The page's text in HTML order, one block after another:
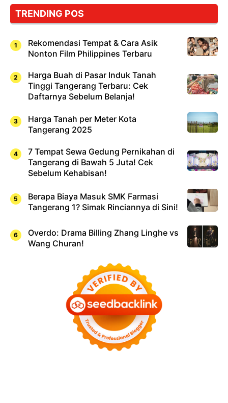
Cuma
Sushi!
TRENDING POS
Rekomendasi Tempat & Cara Asik
Nonton Film Philippines Terbaru
Harga Buah di Pasar Induk Tanah
Tinggi Tangerang Terbaru: Cek
Daftarnya Sebelum Belanja!
Harga Tanah per Meter Kota
Tangerang 2025
7 Tempat Sewa Gedung Pernikahan di
Tangerang di Bawah 5 Juta! Cek
Sebelum Kehabisan!
Berapa Biaya Masuk SMK Farmasi
Tangerang 1? Simak Rinciannya di Sini!
Overdo: Drama Billing Zhang Linghe vs
Wang Churan!